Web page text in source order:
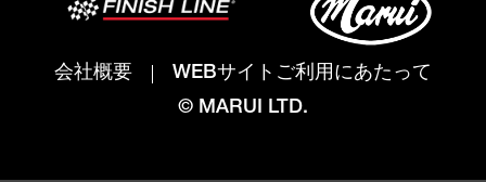
会社概要
WEBサイトご利用にあたって
© MARUI LTD.